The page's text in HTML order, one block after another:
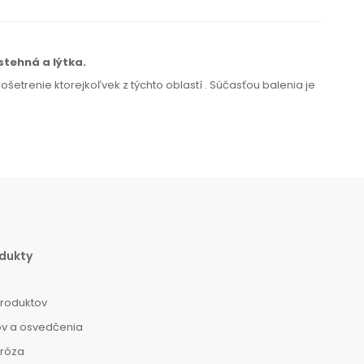
a lýtka.
ošetrenie ktorejkoľvek z týchto oblastí . Súčasťou balenia je
a osvedčenia